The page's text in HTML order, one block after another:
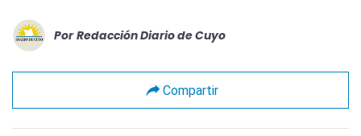
Por Redacción Diario de Cuyo
Compartir